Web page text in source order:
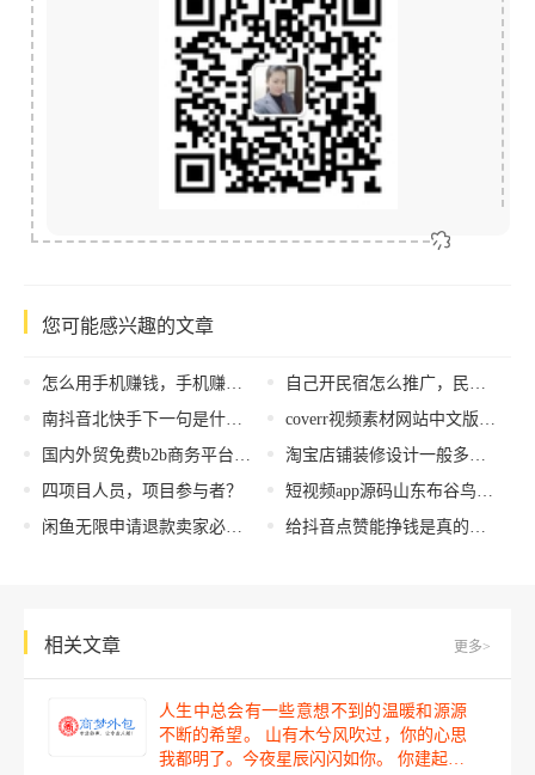
您可能感兴趣的文章
怎么用手机赚钱，手机赚钱方法？
南抖音北快手下一句是什么（南抖音北快手完整的顺口溜）
国内外贸免费b2b商务平台2__站，b2b商务平台？
四项目人员，项目参与者？
闲鱼无限申请退款卖家必输（闲鱼可以无限退款吗）
自己开民宿怎么推广，民宿经营推广方法？
coverr视频素材网站中文版（coverr视频素材网站搞笑视频）
淘宝店铺装修设计一般多少钱（装修一个淘宝店铺要多少钱）
短视频app源码山东布谷鸟网络科技，短视频软件源码山东布谷鸟网络科技？
给抖音点赞能挣钱是真的吗下载app，给抖音点赞能挣钱是真的吗一次20？
相关文章 更多>
人生中总会有一些意想不到的温暖和源源
不断的希望。 山有木兮风吹过，你的心思
我都明了。今夜星辰闪闪如你。 你建起…